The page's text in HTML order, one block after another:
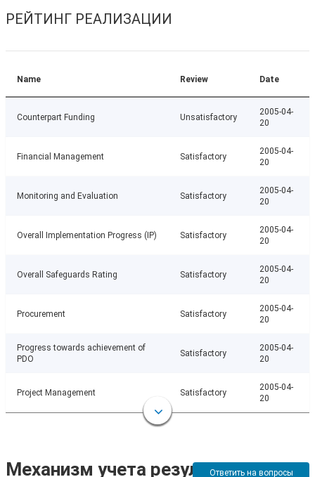
РЕЙТИНГ РЕАЛИЗАЦИИ
Name Review Date
Counterpart Funding Unsatisfactory
2005-04-
20
Financial Management Satisfactory
2005-04-
20
Monitoring and Evaluation Satisfactory
2005-04-
20
Overall Implementation Progress (IP) Satisfactory
2005-04-
20
Overall Safeguards Rating Satisfactory
2005-04-
20
Procurement Satisfactory
2005-04-
20
Progress towards achievement of
PDO
Satisfactory
2005-04-
20
Project Management Satisfactory
2005-04-
20
Механизм учета результатов
Ответить на вопросы